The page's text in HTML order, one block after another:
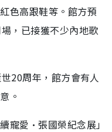
色高跟鞋等。館方預
，已接獲不少內地歌
20周年，館方會有人
。
寵愛•張國榮紀念展」